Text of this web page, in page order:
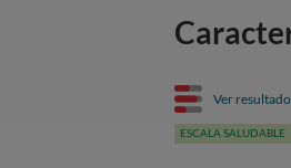
Ver
ESCALA SALUDABLE